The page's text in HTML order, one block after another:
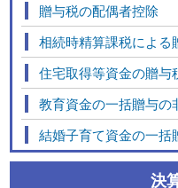
贈与税の配偶者控除
相続時精算課税による
住宅取得等資金の贈与
教育資金の一括贈与の
結婚子育て資金の一括
決